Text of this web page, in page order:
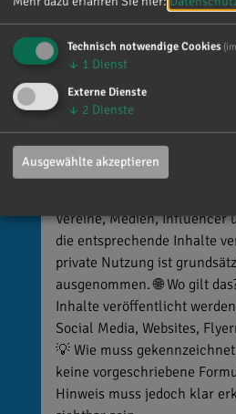
Wichtig zu wissen: Wer
kennzeichnungspflichtige
veröffentlicht und diese nicht
kennzeichnet, riskiert
Millionen Euro. 📌 Was muss
werden? Unter anderem KI-
manipulierte Inhalte, die
oder Ereignisse täuschend
Deepfakes). 👥 Wer ist
Vereine, Medien, Influencer
die entsprechende Inhalte
private Nutzung ist
ausgenommen. 🌐 Wo gilt
Inhalte veröffentlicht
Social Media, Websites,
💡 Wie muss
keine vorgeschriebene
Hinweis muss jedoch klar
Technisch notwendige Cookies
↓ 1 Dienst
Externe Dienste
↓ 2 Dienste
Ausgewählte akzeptieren